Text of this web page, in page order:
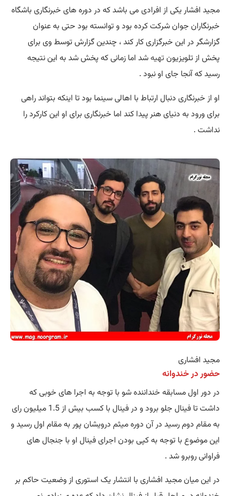
مجید افشار یکی از افرادی می باشد که در دوره های خبرنگاری باشگاه
خبرنگاران جوان شرکت کرده بود و توانسته بود حتی به عنوان
گزارشگر در این خبرگزاری کار کند ، چندین گزارش توسط وی برای
پخش از تلویزیون تهیهشد اما زمانی که پخش شد به این نتیجه
رسید که آنجا جای او نبود .
او از خبرنگاری دنبال ارتباط با اهالی سینما بود تا اینکه بتواند راهی
برای ورود به دنیای هنر پیدا کند اما خبرنگاری برای او این کارکرد را
نداشت .
مجید افشاری
حضور در خندوانه
در دور اول مسابقه خنداننده شو با توجه به اجرا های خوبی که
داشت تا فینال جلو برود و در فینال با کسب بیش از 1.5 میلیون رای
به مقام دوم رسید در آن دوره میثم درویشان پور به مقام اول رسید و
این موضوع با توجه به کپی بودن اجرای فینال او با جنجال های
فراوانی روبرو شد .
در این میان مجید افشاری با انتشار یک استوری از وضعیت حاکم بر